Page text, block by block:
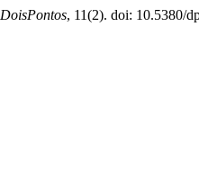
DoisPontos, 11(2). doi: 10.5380/